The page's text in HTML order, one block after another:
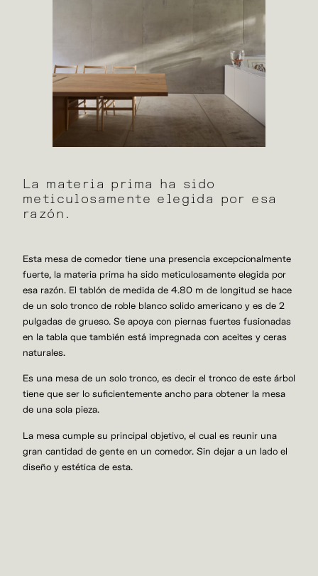
La materia prima ha sido
meticulosamente elegida por esa
razón.
Esta mesa de comedor tiene una presencia excepcionalmente
fuerte, la materia prima ha sido meticulosamente elegida por
esa razón. El tablón de medida de 4.80 m de longitud se hace
de un solo tronco de roble blanco solido americano y es de 2
pulgadas de grueso. Se apoya con piernas fuertes fusionadas
en la tabla que también está impregnada con aceites y ceras
naturales.
Es una mesa de un solo tronco, es decir el tronco de este árbol
tiene que ser lo suficientemente ancho para obtener la mesa
de una sola pieza.
La mesa cumple su principal objetivo, el cual es reunir una
gran cantidad de gente en un comedor. Sin dejar a un lado el
diseño y estética de esta.